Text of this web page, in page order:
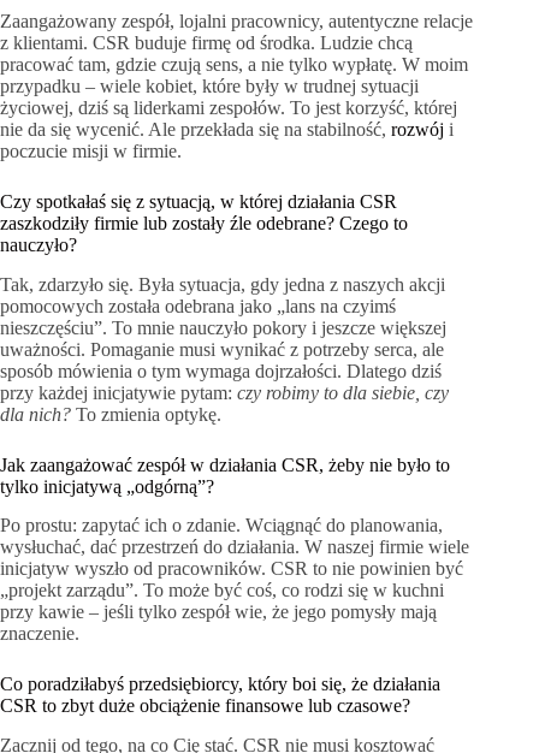
Zaangażowany zespół, lojalni pracownicy, autentyczne relacje
z klientami. CSR buduje firmę od środka. Ludzie chcą
pracować tam, gdzie czują sens, a nie tylko wypłatę. W moim
przypadku – wiele kobiet, które były w trudnej sytuacji
życiowej, dziś są liderkami zespołów. To jest korzyść, której
nie da się wycenić. Ale przekłada się na stabilność, rozwój i
poczucie misji w firmie.
Czy spotkałaś się z sytuacją, w której działania CSR
zaszkodziły firmie lub zostały źle odebrane? Czego to
nauczyło?
Tak, zdarzyło się. Była sytuacja, gdy jedna z naszych akcji
pomocowych została odebrana jako „lans na czyimś
nieszczęściu”. To mnie nauczyło pokory i jeszcze większej
uważności. Pomaganie musi wynikać z potrzeby serca, ale
sposób mówienia o tym wymaga dojrzałości. Dlatego dziś
przy każdej inicjatywie pytam: czy robimy to dla siebie, czy
dla nich? To zmienia optykę.
Jak zaangażować zespół w działania CSR, żeby nie było to
tylko inicjatywą „odgórną”?
Po prostu: zapytać ich o zdanie. Wciągnąć do planowania,
wysłuchać, dać przestrzeń do działania. W naszej firmie wiele
inicjatyw wyszło od pracowników. CSR to nie powinien być
„projekt zarządu”. To może być coś, co rodzi się w kuchni
przy kawie – jeśli tylko zespół wie, że jego pomysły mają
znaczenie.
Co poradziłabyś przedsiębiorcy, który boi się, że działania
CSR to zbyt duże obciążenie finansowe lub czasowe?
Zacznij od tego, na co Cię stać. CSR nie musi kosztować